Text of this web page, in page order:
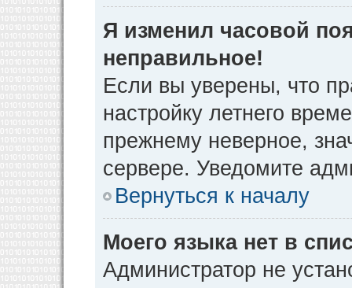
Я изменил часовой
неправильное!
Если вы уверены, что
настройку летнего
прежнему неверное,
сервере. Уведомите
Вернуться к началу
Моего языка нет в
Администратор не